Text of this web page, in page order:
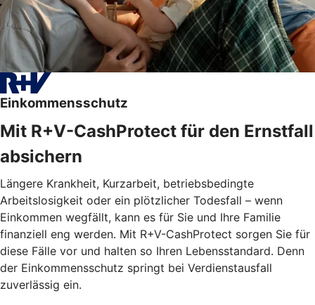
Einkommensschutz
Mit R+V-CashProtect für den Ernstfall
absichern
Längere Krankheit, Kurzarbeit, betriebsbedingte
Arbeitslosigkeit oder ein plötzlicher Todesfall – wenn
Einkommen wegfällt, kann es für Sie und Ihre Familie
finanziell eng werden. Mit R+V-CashProtect sorgen Sie für
diese Fälle vor und halten so Ihren Lebensstandard. Denn
der Einkommensschutz springt bei Verdienstausfall
zuverlässig ein.